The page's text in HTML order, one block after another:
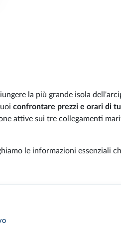
la più grande isola
confrontare prezzi e orari di
attive sui tre collegamenti
le informazioni essenziali